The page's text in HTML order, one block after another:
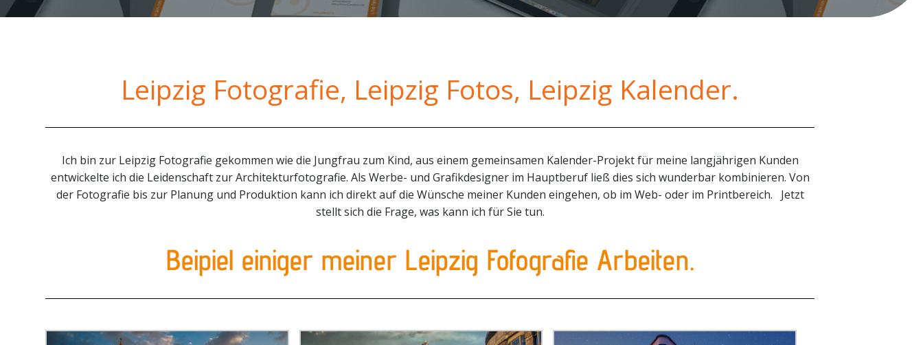
Leipzig Fotografie, Leipzig Fotos, Leipzig Kalender.
Ich bin zur Leipzig Fotografie gekommen wie die Jungfrau zum Kind, aus einem gemeinsamen Kalender-Projekt für meine langjährigen Kunden
entwickelte ich die Leidenschaft zur Architekturfotografie. Als Werbe- und Grafikdesigner im Hauptberuf ließ dies sich wunderbar kombinieren. Von
der Fotografie bis zur Planung und Produktion kann ich direkt auf die Wünsche meiner Kunden eingehen, ob im Web- oder im Printbereich. Jetzt
stellt sich die Frage, was kann ich für Sie tun.
Beipiel einiger meiner Leipzig Fofografie Arbeiten.